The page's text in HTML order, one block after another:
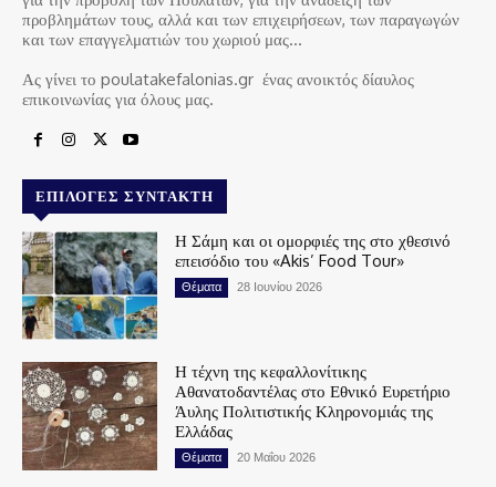
προβλημάτων τους, αλλά και των επιχειρήσεων, των παραγωγών
και των επαγγελματιών του χωριού μας…
Ας γίνει το poulatakefalonias.gr ένας ανοικτός δίαυλος
επικοινωνίας για όλους μας.
ΕΠΙΛΟΓΈΣ ΣΥΝΤΆΚΤΗ
Η Σάμη και οι ομορφιές της στο χθεσινό
επεισόδιο του «Akis’ Food Tour»
Θέματα 28 Ιουνίου 2026
Η τέχνη της κεφαλλονίτικης
Αθανατοδαντέλας στο Εθνικό Ευρετήριο
Άυλης Πολιτιστικής Κληρονομιάς της
Ελλάδας
Θέματα 20 Μαΐου 2026